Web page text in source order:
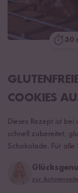
30
COOKIES
Dieses Rezept ist
schnell zubereitet,
Schokolade. Für alle
zur Autorenseite